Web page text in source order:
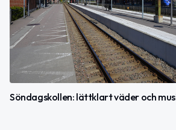
Söndagskollen: lättklart väder och